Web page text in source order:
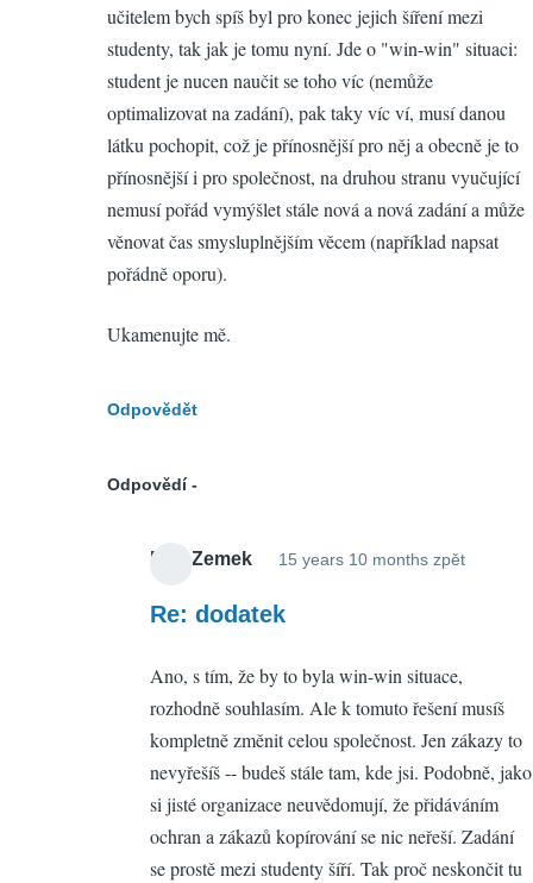
by
učitelem bych spíš byl pro konec jejich šíření mezi
studenty, tak jak je tomu nyní. Jde o "win-win" situaci:
student je nucen naučit se toho víc (nemůže
optimalizovat na zadání), pak taky víc ví, musí danou
látku pochopit, což je přínosnější pro něj a obecně je to
přínosnější i pro společnost, na druhou stranu vyučující
nemusí pořád vymýšlet stále nová a nová zadání a může
věnovat čas smysluplnějším věcem (například napsat
pořádně oporu).
Ukamenujte mě.
Odpovědět
Odpovědí
Petr Zemek 15 years 10 months zpět
by
Ondra
Re: dodatek
Ano, s tím, že by to byla win-win situace,
rozhodně souhlasím. Ale k tomuto řešení musíš
kompletně změnit celou společnost. Jen zákazy to
nevyřešíš -- budeš stále tam, kde jsi. Podobně, jako
si jisté organizace neuvědomují, že přidáváním
ochran a zákazů kopírování se nic neřeší. Zadání
se prostě mezi studenty šíří. Tak proč neskončit tu